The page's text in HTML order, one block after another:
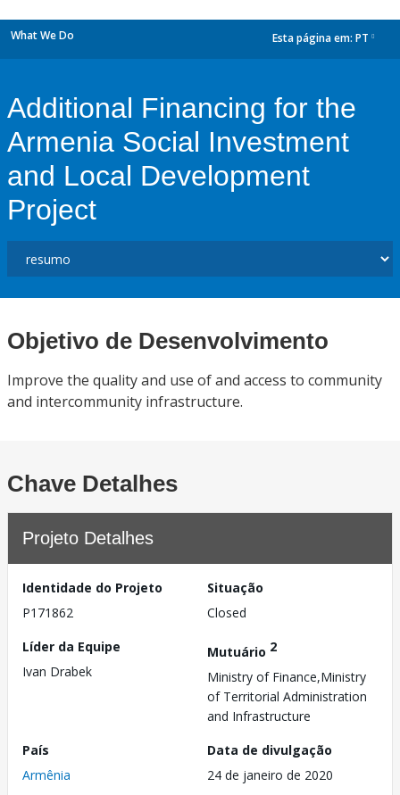
What We Do Esta página em: PT
Additional Financing for the
Armenia Social Investment
and Local Development
Project
Objetivo de Desenvolvimento
Improve the quality and use of and access to community
and intercommunity infrastructure.
Chave Detalhes
Projeto Detalhes
Identidade do Projeto
P171862
Situação
Closed
Líder da Equipe
Ivan Drabek
Mutuário 2
Ministry of Finance,Ministry
of Territorial Administration
and Infrastructure
País
Armênia
Data de divulgação
24 de janeiro de 2020